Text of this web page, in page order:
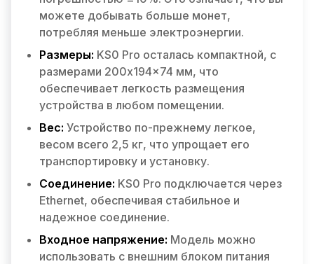
можете добывать больше монет,
потребляя меньше электроэнергии.
Размеры: KS0 Pro осталась компактной, с
размерами 200x194x74 мм, что
обеспечивает легкость размещения
устройства в любом помещении.
Вес: Устройство по-прежнему легкое,
весом всего 2,5 кг, что упрощает его
транспортировку и установку.
Соединение: KS0 Pro подключается через
Ethernet, обеспечивая стабильное и
надежное соединение.
Входное напряжение: Модель можно
использовать с внешним блоком питания